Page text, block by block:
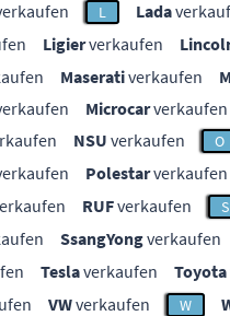
L Lada
Ligierverkaufen
Maserativerkaufen
Microcarverkaufen
NSU verkaufen O
Polestarverkaufen
RUFverkaufen S
SsangYongverkaufen
Teslaverkaufen Toyota
VWverkaufen W